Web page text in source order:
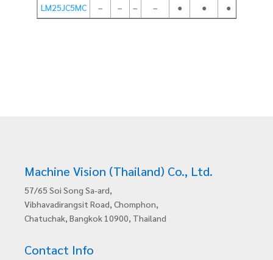
LM25JC5MC
– – – – ● ● ●
Machine Vision (Thailand) Co., Ltd.
57/65 Soi Song Sa-ard,
Vibhavadirangsit Road, Chomphon,
Chatuchak, Bangkok 10900, Thailand
Contact Info